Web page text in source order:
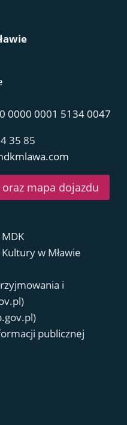
0000 0001 5134 0047
35 85
mapa dojazdu
w Mławie
i
publicznej